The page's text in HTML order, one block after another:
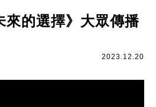
來的選擇》大眾傳播
2023.12.20